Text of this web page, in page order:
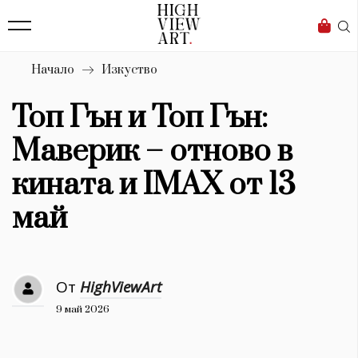
Бизнес
Мода
Dialogue
Изкуство
4339
Красота
777
Дизайн
1272
Начало Изкуство
Топ Гън и Топ Гън:
Маверик – отново в
кината и IMAX от 13
май
От HighViewArt
9 май 2026